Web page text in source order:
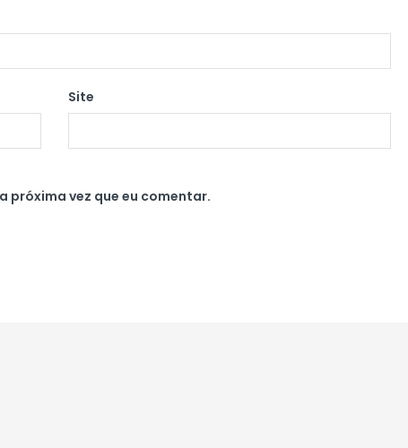
Site
próxima vez que eu comentar.